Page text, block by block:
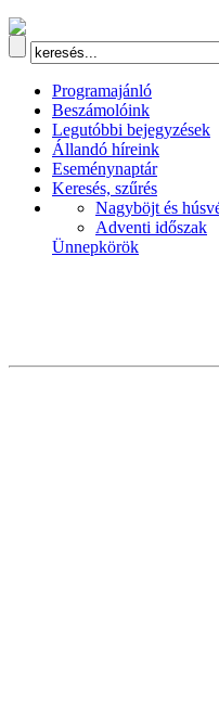
Programajánló
Beszámolóink
Legutóbbi bejegyzések
Állandó híreink
Eseménynaptár
Keresés, szűrés
Nagyböjt és
Adventi időszak
Ünnepkörök